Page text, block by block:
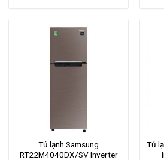
Tủ lạnh Samsung
RT22M4040DX/SV Inverter
Tủ